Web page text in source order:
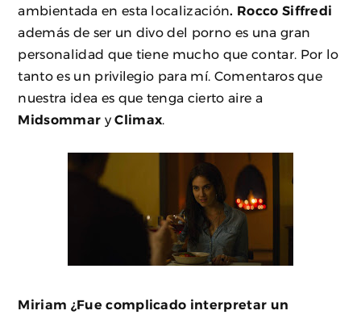
ambientada en esta localización. Rocco Siffredi
además de ser un divo del porno es una gran
personalidad que tiene mucho que contar. Por lo
tanto es un privilegio para mí. Comentaros que
nuestra idea es que tenga cierto aire a
Midsommar yClimax
Miriam ¿Fue complicado interpretar un